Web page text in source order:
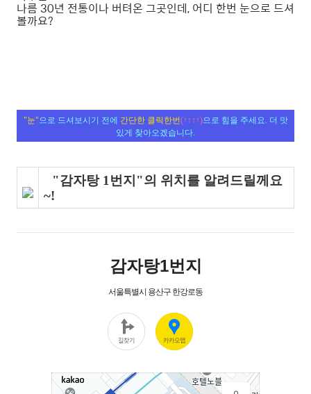
나름 30년 전통이나 버텨온 그곳인데, 어디 한번 눈으로 드셔
볼까요?
"눈"으로 드셔보시기 전에 간단한 클릭한번(↑↑↑↑)으로 힘을 주세요. 더 맛
있게 찾아오겠습니다.
"감자탕 1번지"의 위치를 알려드릴께요
~!